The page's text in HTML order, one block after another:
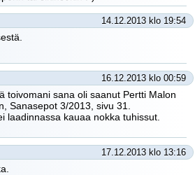
14.12.2013 klo 19:54
16.12.2013 klo 00:59
toivomani sana oli saanut Pertti Malon
Sanasepot 3/2013, sivu 31.
laadinnassa kauaa nokka tuhissut.
17.12.2013 klo 13:16